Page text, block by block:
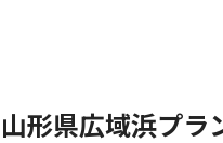
形県広域浜プ